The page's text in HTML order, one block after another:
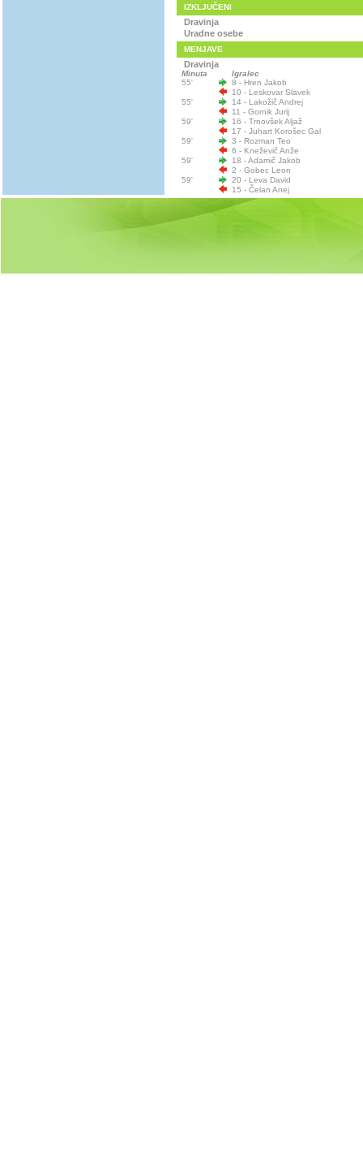
IZKLJUČENI
Dravinja
Uradne osebe
MENJAVE
Dravinja
Minuta
Igralec
55'
8 - Hren Jakob
10 - Leskovar Slavek
55'
14 - Lakožič Andrej
11 - Gornik Jurij
59'
16 - Trnovšek Aljaž
17 - Juhart Korošec Gal
59'
3 - Rozman Teo
6 - Kneževič Anže
59'
18 - Adamič Jakob
2 - Gobec Leon
59'
20 - Leva David
15 - Čelan Anej